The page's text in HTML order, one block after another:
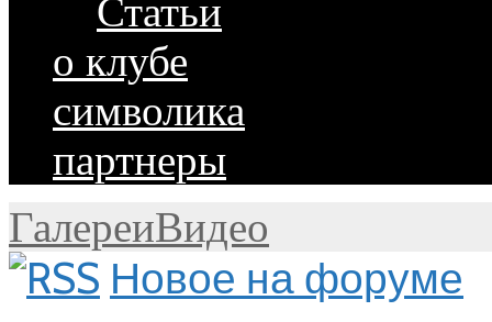
Статьи
о клубе
символика
партнеры
ГалереиВидео
Новое на форуме